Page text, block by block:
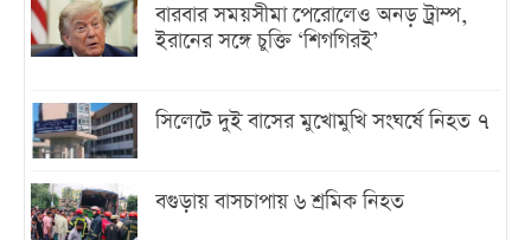
বারবার সময়সীমা পেরোলেও অনড় ট্রাম্প,
ইরানের সঙ্গে চুক্তি ‘শিগগিরই’
সিলেটে দুই বাসের মুখোমুখি সংঘর্ষে নিহত ৭
বগুড়ায় বাসচাপায় ৬ শ্রমিক নিহত